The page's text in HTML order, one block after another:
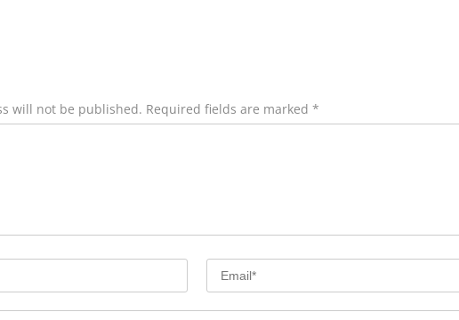
will not be published. Required fields are marked *